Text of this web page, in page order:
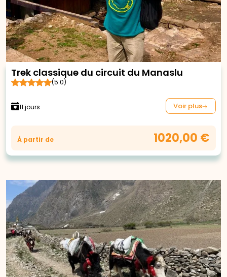
Trek classique du circuit du Manaslu
(5.0)
11 jours Voir plus
À partir de 1020,00 €